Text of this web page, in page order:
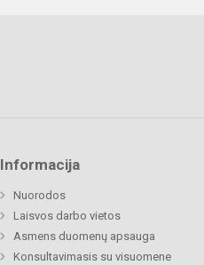
Informacija
Nuorodos
Laisvos darbo vietos
Asmens duomenų apsauga
Konsultavimasis su visuomene